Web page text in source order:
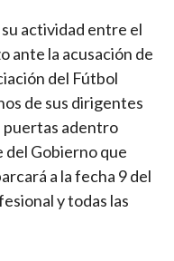
actividad entre el
ante la acusación de
del Fútbol
de sus dirigentes
puertas adentro
del Gobierno que
a la fecha 9 del
y todas las